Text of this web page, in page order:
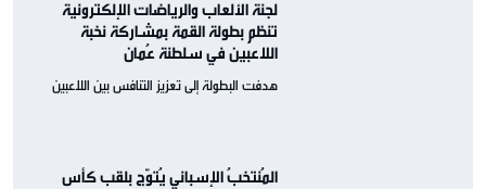
لجنة الألعاب والرياضات الإلكترونية
تنظم بطولة القمة بمشاركة نخبة
اللاعبين في سلطنة عُمان
هدفت البطولة إلى تعزيز التنافس بين اللاعبين
المُنتخبُ الإسباني يُتوّج بلقب كأس